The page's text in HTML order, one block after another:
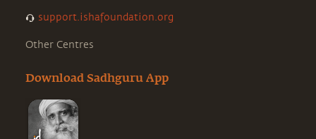
support.ishafoundation.org
Other Centres
Download Sadhguru App